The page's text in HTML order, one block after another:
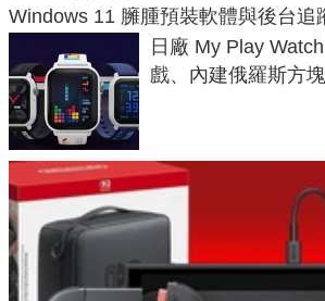
Windows 11 臃腫預裝軟體與後台追
日廠 My Play
戲、內建俄羅斯方